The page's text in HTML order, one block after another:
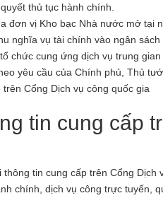
thủ tục hành chính.
đơn vị Kho bạc Nhà nước mở tại
nghĩa vụ tài chính vào ngân sách
chức cung ứng dịch vụ trung gian
yêu cầu của Chính phủ, Thủ
Cổng Dịch vụ công quốc gia
tin cung cấp
tin cung cấp trên Cổng Dịch
chính, dịch vụ công trực tuyến,